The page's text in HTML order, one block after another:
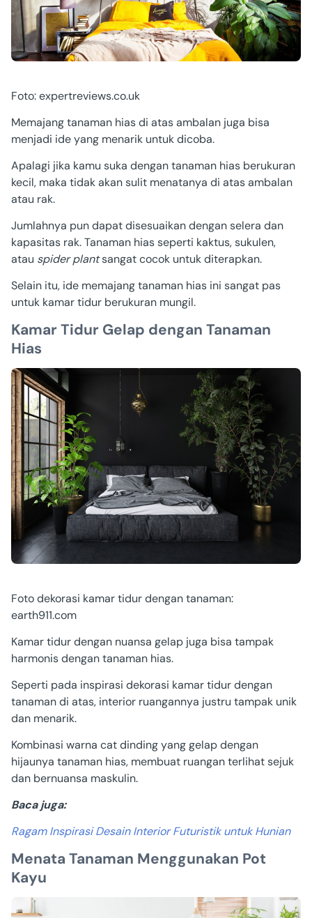
Foto: expertreviews.co.uk
Memajang tanaman hias di atas ambalan juga bisa
menjadi ide yang menarik untuk dicoba.
Apalagi jika kamu suka dengan tanaman hias berukuran
kecil, maka tidak akan sulit menatanya di atas ambalan
atau rak.
Jumlahnya pun dapat disesuaikan dengan selera dan
kapasitas rak. Tanaman hias seperti kaktus, sukulen,
atau spider plantsangat cocok untuk diterapkan.
Selain itu, ide memajang tanaman hias ini sangat pas
untuk kamar tidur berukuran mungil.
Kamar Tidur Gelap dengan Tanaman
Hias
Foto dekorasi kamar tidur dengan tanaman:
earth911.com
Kamar tidur dengan nuansa gelap juga bisa tampak
harmonis dengan tanaman hias.
Seperti pada inspirasi dekorasi kamar tidur dengan
tanaman di atas, interior ruangannya justru tampak unik
dan menarik.
Kombinasi warna cat dinding yang gelap dengan
hijaunya tanaman hias, membuat ruangan terlihat sejuk
dan bernuansa maskulin.
Baca juga:
Ragam Inspirasi Desain Interior Futuristik untuk Hunian
Menata Tanaman Menggunakan Pot
Kayu